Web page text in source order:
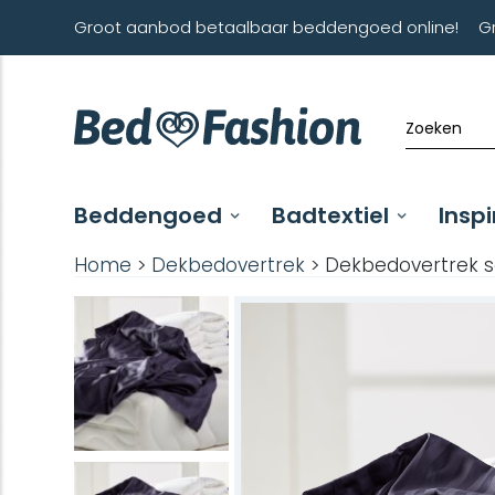
Groot aanbod betaalbaar beddengoed online!
Beddengoed Badtextiel
Home > Dekbedovertrek > Dekbedovertrek